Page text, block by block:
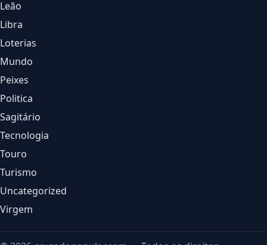
Leão
Libra
Loterias
Mundo
Peixes
Politica
Sagitário
Tecnologia
Touro
Turismo
Uncategorized
Virgem